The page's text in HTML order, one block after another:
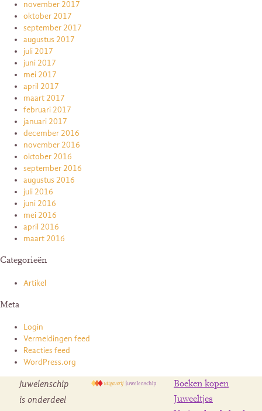
november 2017
oktober 2017
september 2017
augustus 2017
juli 2017
juni 2017
mei 2017
april 2017
maart 2017
februari 2017
januari 2017
december 2016
november 2016
oktober 2016
september 2016
augustus 2016
juli 2016
juni 2016
mei 2016
april 2016
maart 2016
Categorieën
Artikel
Meta
Login
Vermeldingen feed
Reacties feed
WordPress.org
Juwelenschip
is onderdeel
Boeken kopen
Juweeltjes